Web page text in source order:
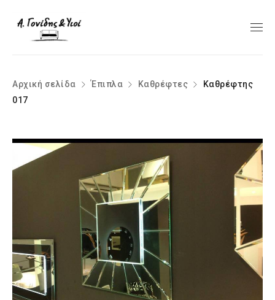
Αρχική σελίδα Έπιπλα Καθρέφτες
Καθρέφτης
017